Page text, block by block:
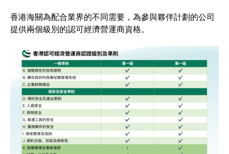
香港海關為配合業界的不同需要，為參與夥伴計劃的公司
提供兩個級別的認可經濟營運商資格。